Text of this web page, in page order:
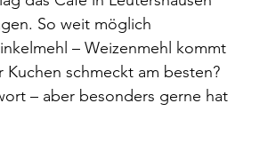
So weit möglich
– Weizenmehl kommt
schmeckt am besten?
– aber besonders gerne hat